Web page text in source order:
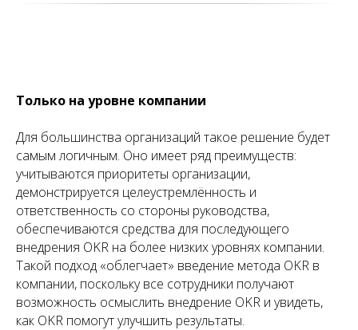
Только на уровне компании
Для большинства организаций такое решение будет
самым логичным. Оно имеет ряд преимуществ:
учитываются приоритеты организации,
демонстрируется целеустремлённость и
ответственность со стороны руководства,
обеспечиваются средства для последующего
внедрения OKR на более низких уровнях компании.
Такой подход «облегчает» введение метода OKR в
компании, поскольку все сотрудники получают
возможность осмыслить внедрение OKR и увидеть,
как OKR помогут улучшить результаты.